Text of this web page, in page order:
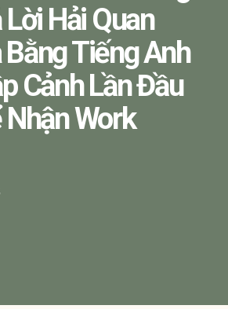
Lời Hải Quan
Bằng Tiếng Anh
Cảnh Lần Đầu
Work